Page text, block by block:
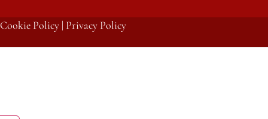
Cookie Policy | Privacy Policy